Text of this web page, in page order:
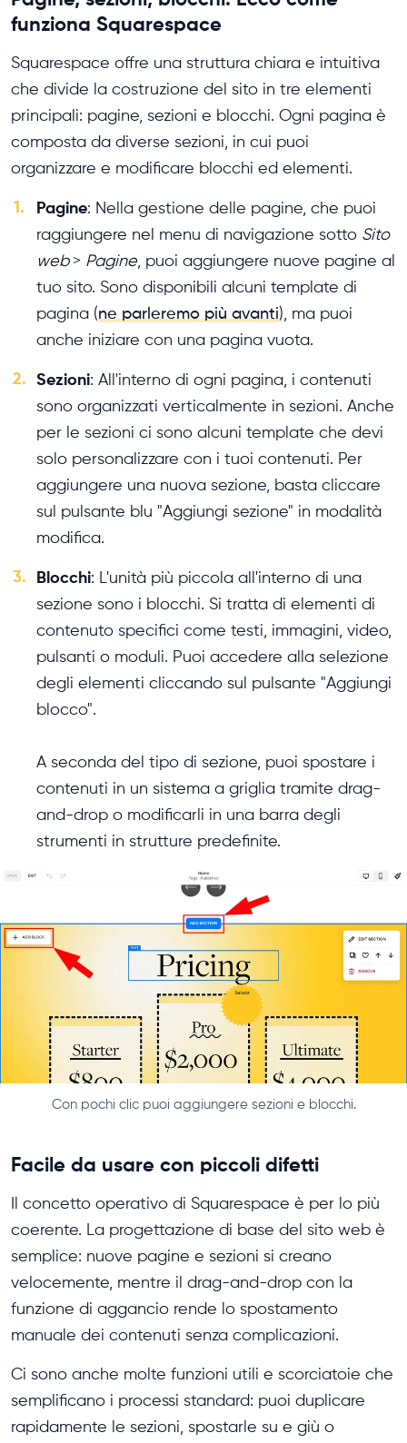
funziona Squarespace
Squarespace offre una struttura chiara e intuitiva
che divide la costruzione del sito in tre elementi
principali: pagine, sezioni e blocchi. Ogni pagina è
composta da diverse sezioni, in cui puoi
organizzare e modificare blocchi ed elementi.
1. Pagine: Nella gestione delle pagine, che puoi
raggiungere nel menu di navigazione sotto Sito
web > Pagine, puoi aggiungere nuove pagine al
tuo sito. Sono disponibili alcuni template di
pagina (ne parleremo più avanti), ma puoi
anche iniziare con una pagina vuota.
2. Sezioni: All'interno di ogni pagina, i contenuti
sono organizzati verticalmente in sezioni. Anche
per le sezioni ci sono alcuni template che devi
solo personalizzare con i tuoi contenuti. Per
aggiungere una nuova sezione, basta cliccare
sul pulsante blu "Aggiungi sezione" in modalità
modifica.
3. Blocchi: L'unità più piccola all'interno di una
sezione sono i blocchi. Si tratta di elementi di
contenuto specifici come testi, immagini, video,
pulsanti o moduli. Puoi accedere alla selezione
degli elementi cliccando sul pulsante "Aggiungi
blocco".
A seconda del tipo di sezione, puoi spostare i
contenuti in un sistema a griglia tramite drag-
and-drop o modificarli in una barra degli
strumenti in strutture predefinite.
Con pochi clic puoi aggiungere sezioni e blocchi.
Facile da usare con piccoli difetti
Il concetto operativo di Squarespace è per lo più
coerente. La progettazione di base del sito web è
semplice: nuove pagine e sezioni si creano
velocemente, mentre il drag-and-drop con la
funzione di aggancio rende lo spostamento
manuale dei contenuti senza complicazioni.
Ci sono anche molte funzioni utili e scorciatoie che
semplificano i processi standard: puoi duplicare
rapidamente le sezioni, spostarle su e giù o